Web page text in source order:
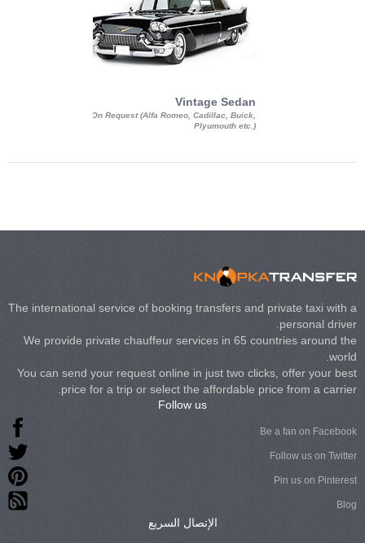
Vintage Sedan
On Request (Alfa Romeo, Cadillac, Buick,
Plyumouth etc.)
The international service of booking transfers and private taxi with a
personal driver.
We provide private chauffeur services in 65 countries around the
world.
You can send your request online in just two clicks, offer your best
price for a trip or select the affordable price from a carrier.
Follow us
Be a fan on Facebook
Follow us on Twitter
Pin us on Pinterest
Blog
الإتصال السريع